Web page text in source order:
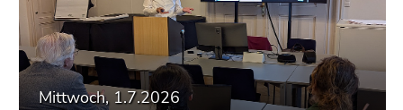
Mittwoch, 1.7.2026